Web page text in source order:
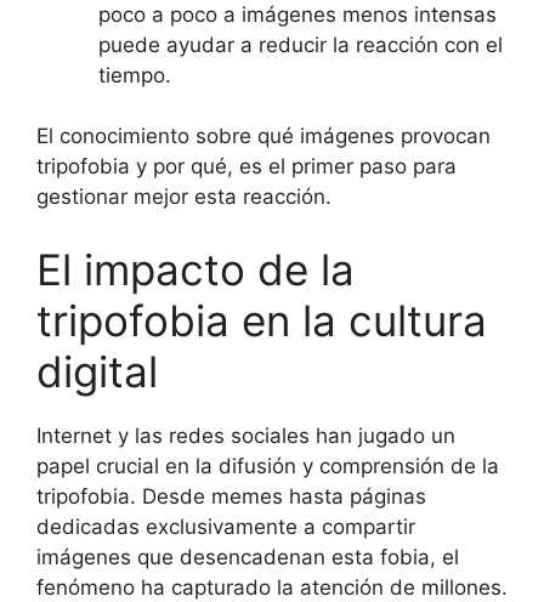
poco a poco a imágenes menos intensas
puede ayudar a reducir la reacción con el
tiempo.
El conocimiento sobre qué imágenes provocan
tripofobia y por qué, es el primer paso para
gestionar mejor esta reacción.
El impacto de la
tripofobia en la cultura
digital
Internet y las redes sociales han jugado un
papel crucial en la difusión y comprensión de la
tripofobia. Desde memes hasta páginas
dedicadas exclusivamente a compartir
imágenes que desencadenan esta fobia, el
fenómeno ha capturado la atención de millones.